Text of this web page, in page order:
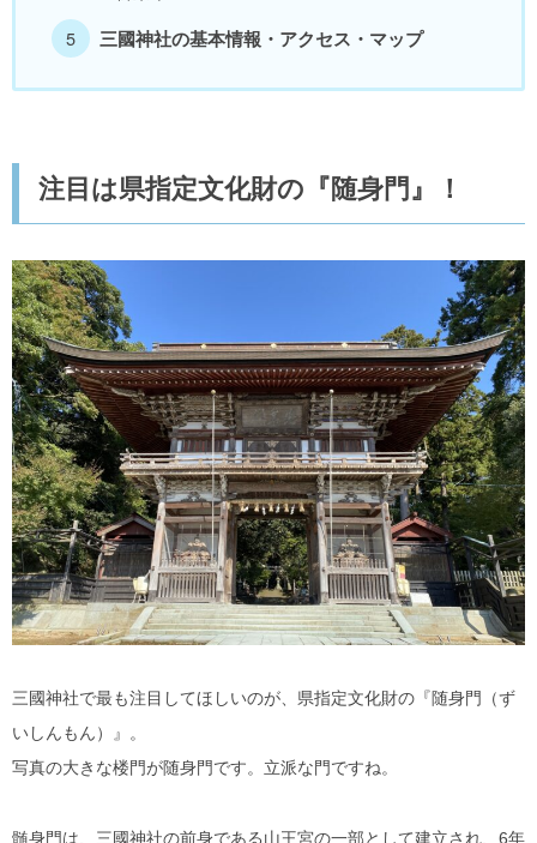
三國神社の基本情報・アクセス・マップ
注目は県指定文化財の『随身門』！
三國神社で最も注目してほしいのが、県指定文化財の『随身門（ず
いしんもん）』。
写真の大きな楼門が随身門です。立派な門ですね。
髄身門は、三國神社の前身である山王宮の一部として建立され、6年